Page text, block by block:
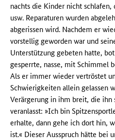
nachts die Kinder nicht
usw. Reparaturen wurden
abgerissen wird. Nachdem er
vorstellig geworden war und
Unterstützung gebeten hatte,
gesperrte, nasse, mit Schimmel
Als er immer wieder vertröstet
Schwierigkeiten allein gelassen
Verärgerung in ihm breit, die ihn
veranlasst: »Ich bin
erhalte, dann gehe ich dort hin,
ist.« Dieser Ausspruch hätte bei